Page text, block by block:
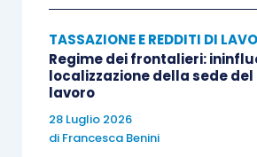
corrisposti ai lavoratori
versata in Sicilia, Sardegna
e dovuta fuori dalla
effettuato il versamento –
imposta – articolo 1,
dicembre 2025, n. 199”.
TASSAZIONE E REDDITI DI
Regime dei frontalieri:
localizzazione della sede
lavoro
28 Luglio 2026
di Francesca Benini